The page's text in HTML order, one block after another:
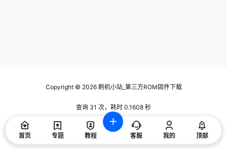
Copyright © 2026刷机小站_第三方ROM固件下载
查询 31 次，耗时 0.1608 秒
首页 专题 教程 客服 我的 顶部